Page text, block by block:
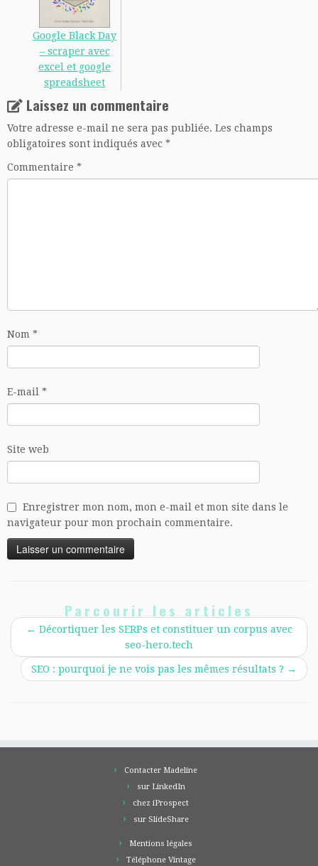
Google Black Day
– scraper avec
excel et google
spreadsheet
Laissez un commentaire
Votre adresse e-mail ne sera pas publiée. Les champs
obligatoires sont indiqués avec *
Commentaire *
Nom *
E-mail *
Site web
Enregistrer mon nom, mon e-mail et mon site dans le
navigateur pour mon prochain commentaire.
Parcourir les articles
← Décortiquer les SERPs et constituer un corpus avec
seo-hero.tech
SEO : pourquoi je ne vois pas les mêmes résultats ? →
Contacter Madeline
sur LinkedIn
chez iProspect
sur SlideShare
Mentions légales
Téléphone Vintage